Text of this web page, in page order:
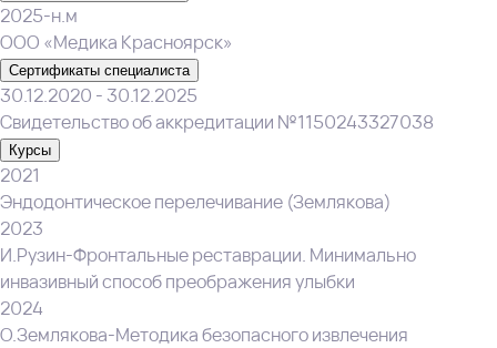
2025-н.м
ООО «Медика Красноярск»
Сертификаты специалиста
30.12.2020 - 30.12.2025
Свидетельство об аккредитации №1150243327038
Курсы
2021
Эндодонтическое перелечивание (Землякова)
2023
И.Рузин-Фронтальные реставрации. Минимально
инвазивный способ преображения улыбки
2024
О.Землякова-Методика безопасного извлечения